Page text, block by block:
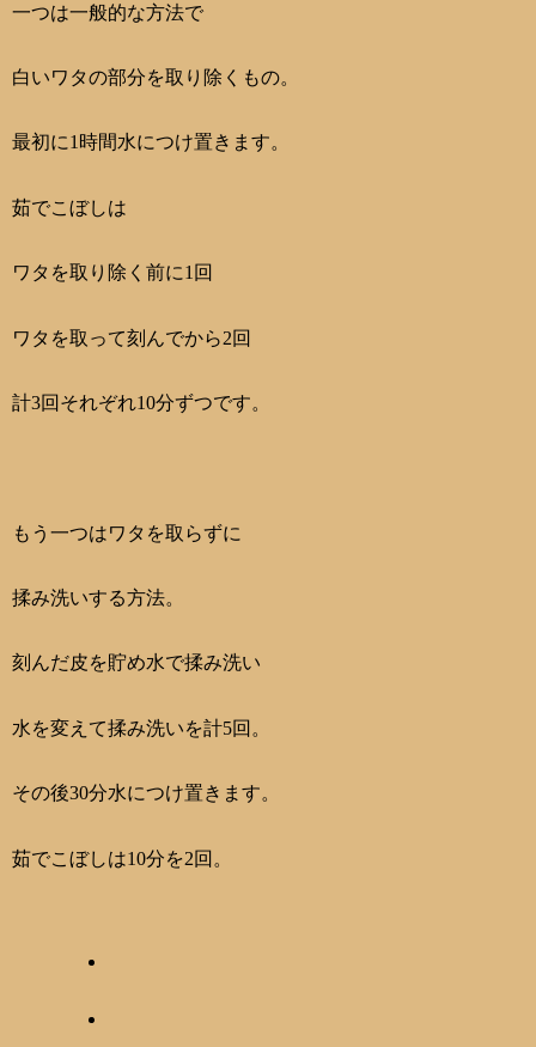
一つは一般的な方法で
白いワタの部分を取り除くもの。
最初に1時間水につけ置きます。
茹でこぼしは
ワタを取り除く前に1回
ワタを取って刻んでから2回
計3回それぞれ10分ずつです。
もう一つはワタを取らずに
揉み洗いする方法。
刻んだ皮を貯め水で揉み洗い
水を変えて揉み洗いを計5回。
その後30分水につけ置きます。
茹でこぼしは10分を2回。